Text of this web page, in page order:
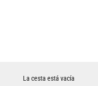
La cesta está vacía